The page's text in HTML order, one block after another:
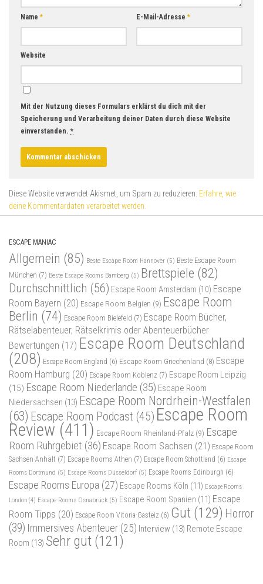
Name* E-Mail-Adresse*
Website
Mit der Nutzung dieses Formulars erklärst du dich mit der
Speicherung und Verarbeitung deiner Daten durch diese Website
einverstanden. *
Diese Website verwendet Akismet, um Spam zu reduzieren. Erfahre, wie
deine Kommentardaten verarbeitet werden.
ESCAPE MANIAC
Allgemein (85) Beste Escape Room Hannover (5) Beste Escape Room
München (7) Beste Escape Rooms Bamberg (5) Brettspiele (82)
Durchschnittlich (56) Escape Room Amsterdam (10) Escape
Room Bayern (20) Escape Room Belgien (9) Escape Room
Berlin (74) Escape Room Bielefeld (7) Escape Room Bücher,
Rätselabenteuer, Rätselkrimis oder Abenteuerbücher
Bewertungen (17) Escape Room Deutschland
(208) Escape Room England (6) Escape Room Griechenland (8) Escape
Room Hamburg (20) Escape Room Koblenz (7) Escape Room Leipzig
(15) Escape Room Niederlande (35) Escape Room
Niedersachsen (13) Escape Room Nordrhein-Westfalen
(63) Escape Room Podcast (45) Escape Room
Review (411) Escape Room Rheinland-Pfalz (9) Escape
Room Ruhrgebiet (36) Escape Room Sachsen (21) Escape Room
Sachsen-Anhalt (7) Escape Rooms Athen (7) Escape Room Schottland (6) Escape
Rooms Dortmund (5) Escape Rooms Düsseldorf (5) Escape Rooms Edinburgh (6)
Escape Rooms Europa (27) Escape Rooms Köln (11) Escape Rooms
London (4) Escape Rooms Osnabrück (5) Escape Room Spanien (11) Escape
Room Tipps (20) Escape Room Vitoria-Gasteiz (6) Gut (129) Horror
(39) Immersives Abenteuer (25) Interview (13) Remote Escape
Room (13) Sehr gut (121)